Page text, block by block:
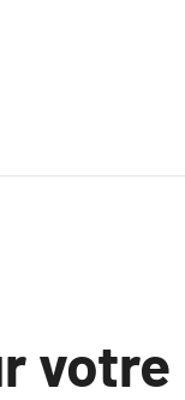
votre